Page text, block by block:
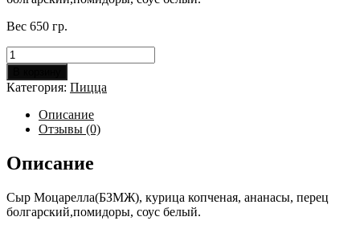
Вес 650 гр.
Количество
товара
Гавайская
33
Категория: Пицца
Описание
Отзывы (0)
Описание
Сыр Моцарелла(БЗМЖ), курица копченая, ананасы, перец
болгарский,помидоры, соус белый.